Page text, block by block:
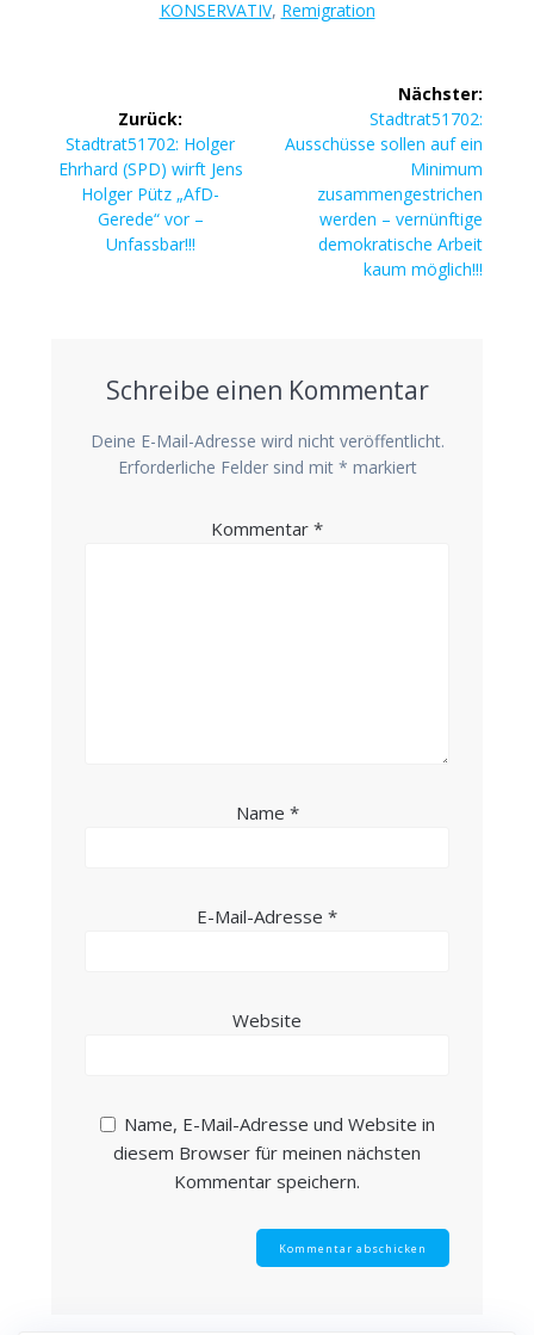
KONSERVATIV, Remigration
Zurück:
Vorheriger
Beitrag:
Stadtrat51702: Holger
Ehrhard (SPD) wirft Jens
Holger Pütz „AfD-
Gerede“ vor –
Unfassbar!!!
Nächster:
Nächster
Beitrag:
Stadtrat51702:
Ausschüsse sollen auf ein
Minimum
zusammengestrichen
werden – vernünftige
demokratische Arbeit
kaum möglich!!!
Schreibe einen Kommentar
Deine E-Mail-Adresse wird nicht veröffentlicht.
Erforderliche Felder sind mit * markiert
Kommentar *
Name *
E-Mail-Adresse *
Website
Name, E-Mail-Adresse und Website in
diesem Browser für meinen nächsten
Kommentar speichern.